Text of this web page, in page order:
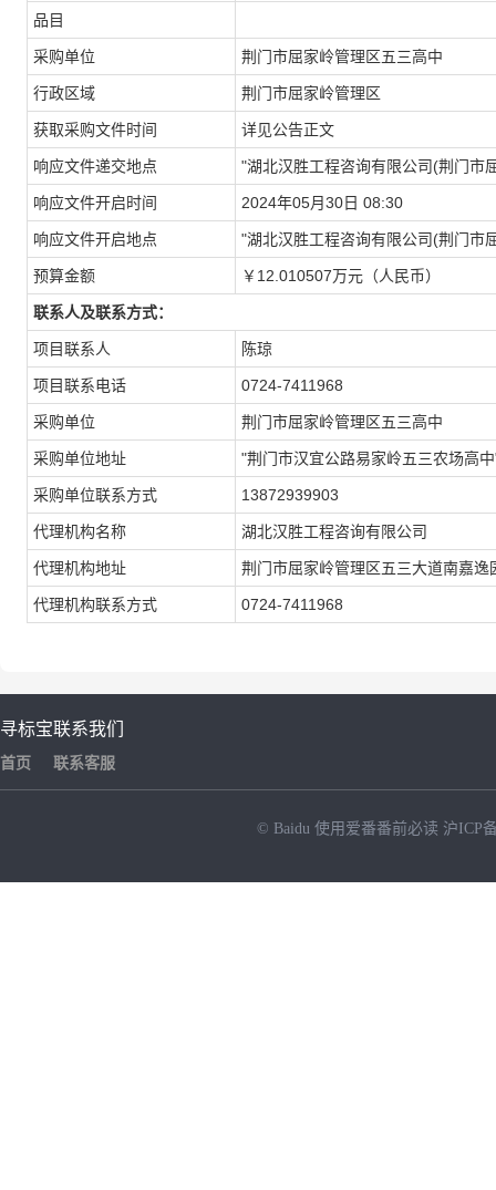
品目
采购单位 荆门市屈家岭管理区五三高中
行政区域 荆门市屈家岭管理区
获取采购文件时间 详见公告正文
响应文件递交地点 "湖北汉胜工程咨询有限公司(荆门市
响应文件开启时间 2024年05月30日 08:30
响应文件开启地点 "湖北汉胜工程咨询有限公司(荆门市
预算金额 ￥12.010507万元（人民币）
联系人及联系方式：
项目联系人 陈琼
项目联系电话 0724-7411968
采购单位 荆门市屈家岭管理区五三高中
采购单位地址 "荆门市汉宜公路易家岭五三农场高
采购单位联系方式 13872939903
代理机构名称 湖北汉胜工程咨询有限公司
代理机构地址 荆门市屈家岭管理区五三大道南嘉逸
代理机构联系方式 0724-7411968
寻标宝
首页
联系我们
联系客服
© Baidu 使用爱番番前必读 沪ICP